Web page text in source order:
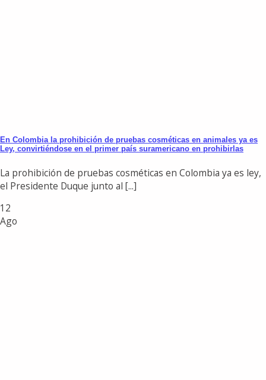
En Colombia la prohibición de pruebas cosméticas en animales ya es
Ley, convirtiéndose en el primer país suramericano en prohibirlas
La prohibición de pruebas cosméticas en Colombia ya es ley,
el Presidente Duque junto al [...]
12
Ago